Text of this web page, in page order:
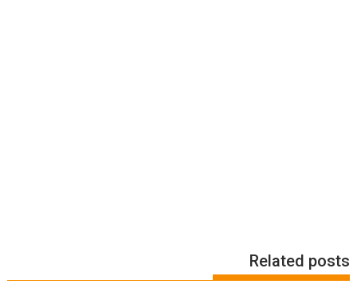
Related posts